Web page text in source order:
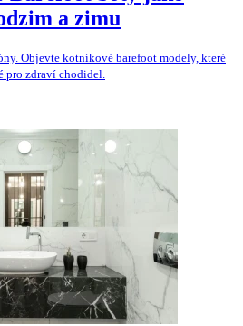
a zimu
Objevte kotníkové barefoot modely, které
pro zdraví chodidel.